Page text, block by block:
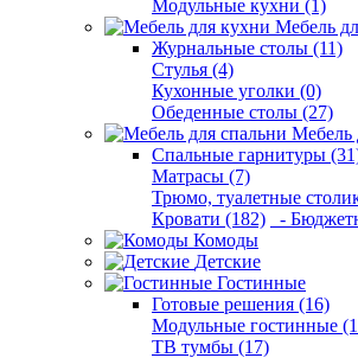
Модульные кухни (1)
Мебель
Журнальные столы (11)
Стулья (4)
Кухонные уголки (0)
Обеденные столы (27)
Мебель
Спальные гарнитуры
Матрасы (7)
Трюмо, туалетные
Кровати (182)
-
Комоды
Детские
Гостинные
Готовые решения (16)
Модульные гостинные
ТВ тумбы (17)